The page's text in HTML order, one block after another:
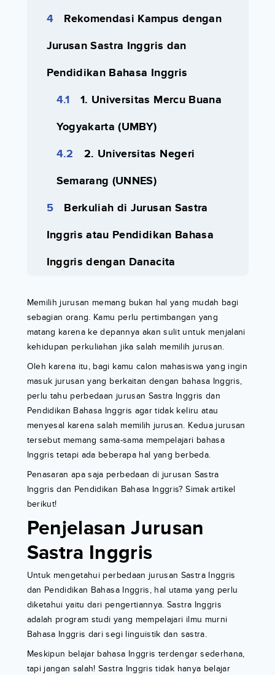
Rekomendasi Kampus dengan
Jurusan Sastra Inggris dan
Pendidikan Bahasa Inggris
1. Universitas Mercu Buana
Yogyakarta (UMBY)
2. Universitas Negeri
Semarang (UNNES)
Berkuliah di Jurusan Sastra
Inggris atau Pendidikan Bahasa
Inggris dengan Danacita
Memilih jurusan memang bukan hal yang mudah bagi
sebagian orang. Kamu perlu pertimbangan yang
matang karena ke depannya akan sulit untuk menjalani
kehidupan perkuliahan jika salah memilih jurusan.
Oleh karena itu, bagi kamu calon mahasiswa yang ingin
masuk jurusan yang berkaitan dengan bahasa Inggris,
perlu tahu perbedaan jurusan Sastra Inggris dan
Pendidikan Bahasa Inggris agar tidak keliru atau
menyesal karena salah memilih jurusan. Kedua jurusan
tersebut memang sama-sama mempelajari bahasa
Inggris tetapi ada beberapa hal yang berbeda.
Penasaran apa saja perbedaan di jurusan Sastra
Inggris dan Pendidikan Bahasa Inggris? Simak artikel
berikut!
Penjelasan Jurusan
Sastra Inggris
Untuk mengetahui perbedaan jurusan Sastra Inggris
dan Pendidikan Bahasa Inggris, hal utama yang perlu
diketahui yaitu dari pengertiannya. Sastra Inggris
adalah program studi yang mempelajari ilmu murni
Bahasa Inggris dari segi linguistik dan sastra.
Meskipun belajar bahasa Inggris terdengar sederhana,
tapi jangan salah! Sastra Inggris tidak hanya belajar